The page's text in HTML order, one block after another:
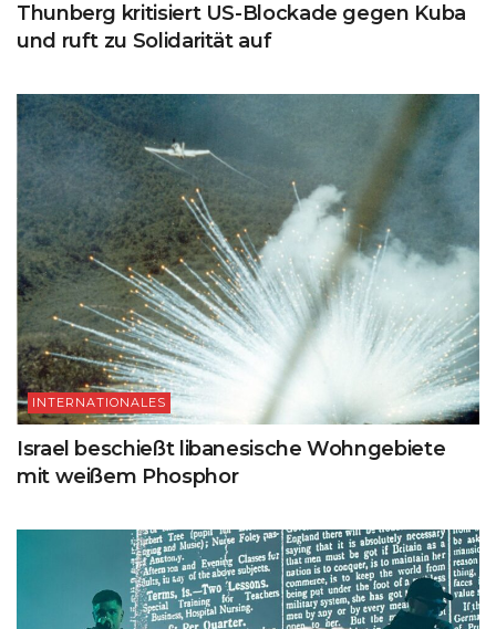
Thunberg kritisiert US-Blockade gegen Kuba
und ruft zu Solidarität auf
INTERNATIONALES
Israel beschießt libanesische Wohngebiete
mit weißem Phosphor